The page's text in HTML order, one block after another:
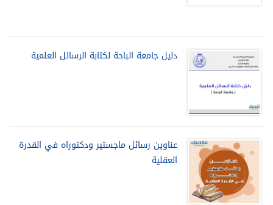
دليل جامعة الباحة لكتابة الرسائل العلمية
عناوين رسائل ماجستير ودكتوراه في القدرة
العقلية